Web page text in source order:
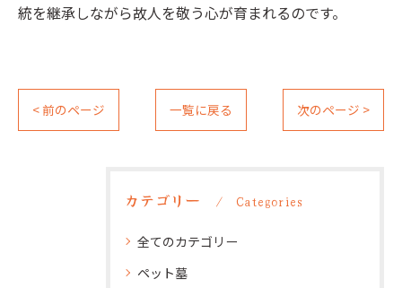
統を継承しながら故人を敬う心が育まれるのです。
< 前のページ 一覧に戻る 次のページ >
カテゴリー Categories
全てのカテゴリー
ペット墓